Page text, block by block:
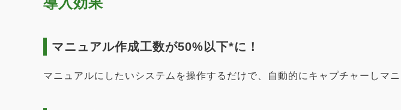
マニュアル作成工数が50%以下*に！
マニュアルにしたいシステムを操作するだけで、自動的にキャプチャーしマ